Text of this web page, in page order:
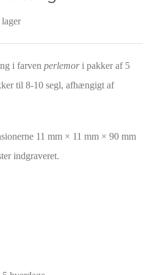
lager
i farven perlemori pakker af 5
til 8-10 segl, afhængigt af
11 mm × 11 mm × 90 mm
indgraveret.